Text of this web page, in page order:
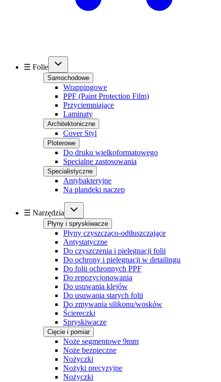
☰ Folie
Samochodowe
Wrappingowe
PPF (Paint Protection Film)
Przyciemniające
Laminaty
Architektoniczne
Cover Styl
Ploterowe
Do druku wielkoformatowego
Specialne zastosowania
Specialistyczne
Antybakteryjne
Na plandeki naczep
☰ Narzędzia
Płyny i spryskiwacze
Płyny czyszcząco-odtłuszczające
Antystatyczne
Do czyszczenia i pielęgnacji folii
Do ochrony i pielęgnacji w detailingu
Do folii ochronnych PPF
Do repozycjonowania
Do usuwania klejów
Do usuwania starych folii
Do zmywania silikonu/wosków
Ściereczki
Spryskiwacze
Cięcie i pomiar
Noże segmentowe 9mm
Noże bezpieczne
Nożyczki
Nożyki precyzyjne
Nożyczki